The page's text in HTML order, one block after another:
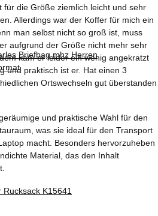
für die Größe ziemlich leicht und sehr
Allerdings war der Koffer für mich ein
man selbst nicht so groß ist, muss
aufgrund der Größe nicht mehr sehr
kam er leider ein wenig angekratzt
und praktisch ist er. Hat einen 3
Ortswechseln gut überstanden
und praktische Wahl für den
was sie ideal für den Transport
macht. Besonders hervorzuheben
Material, das den Inhalt